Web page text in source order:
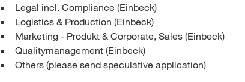
Legal incl. Compliance (Einbeck)
Logistics & Production (Einbeck)
Marketing - Produkt & Corporate, Sales (Einbeck)
Qualitymanagement (Einbeck)
Others (please send speculative application)